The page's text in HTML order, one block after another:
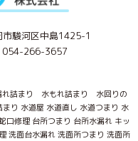
駿河区中島1425-1
266-3657
詰まり 水もれ詰まり 水回りの
り 水道屋 水道直し 水道つまり 水
口修理 台所つまり 台所水漏れ キッ
洗面台水漏れ 洗面所つまり 洗面所